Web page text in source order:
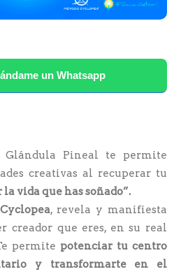
un Whatsapp
Pineal te permite
creativas al recuperar tu
la vida que has soñado”.
, revela y manifiesta
creador que eres, en su real
permite potenciar tu centro
y transformarte en el